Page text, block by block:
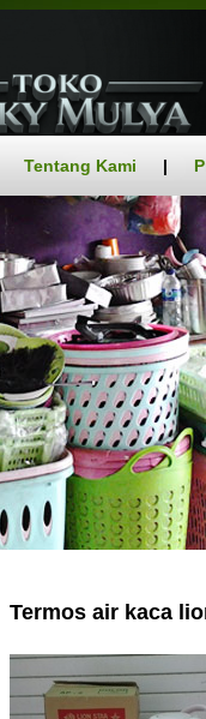
Tentang Kami |
Termos air kaca